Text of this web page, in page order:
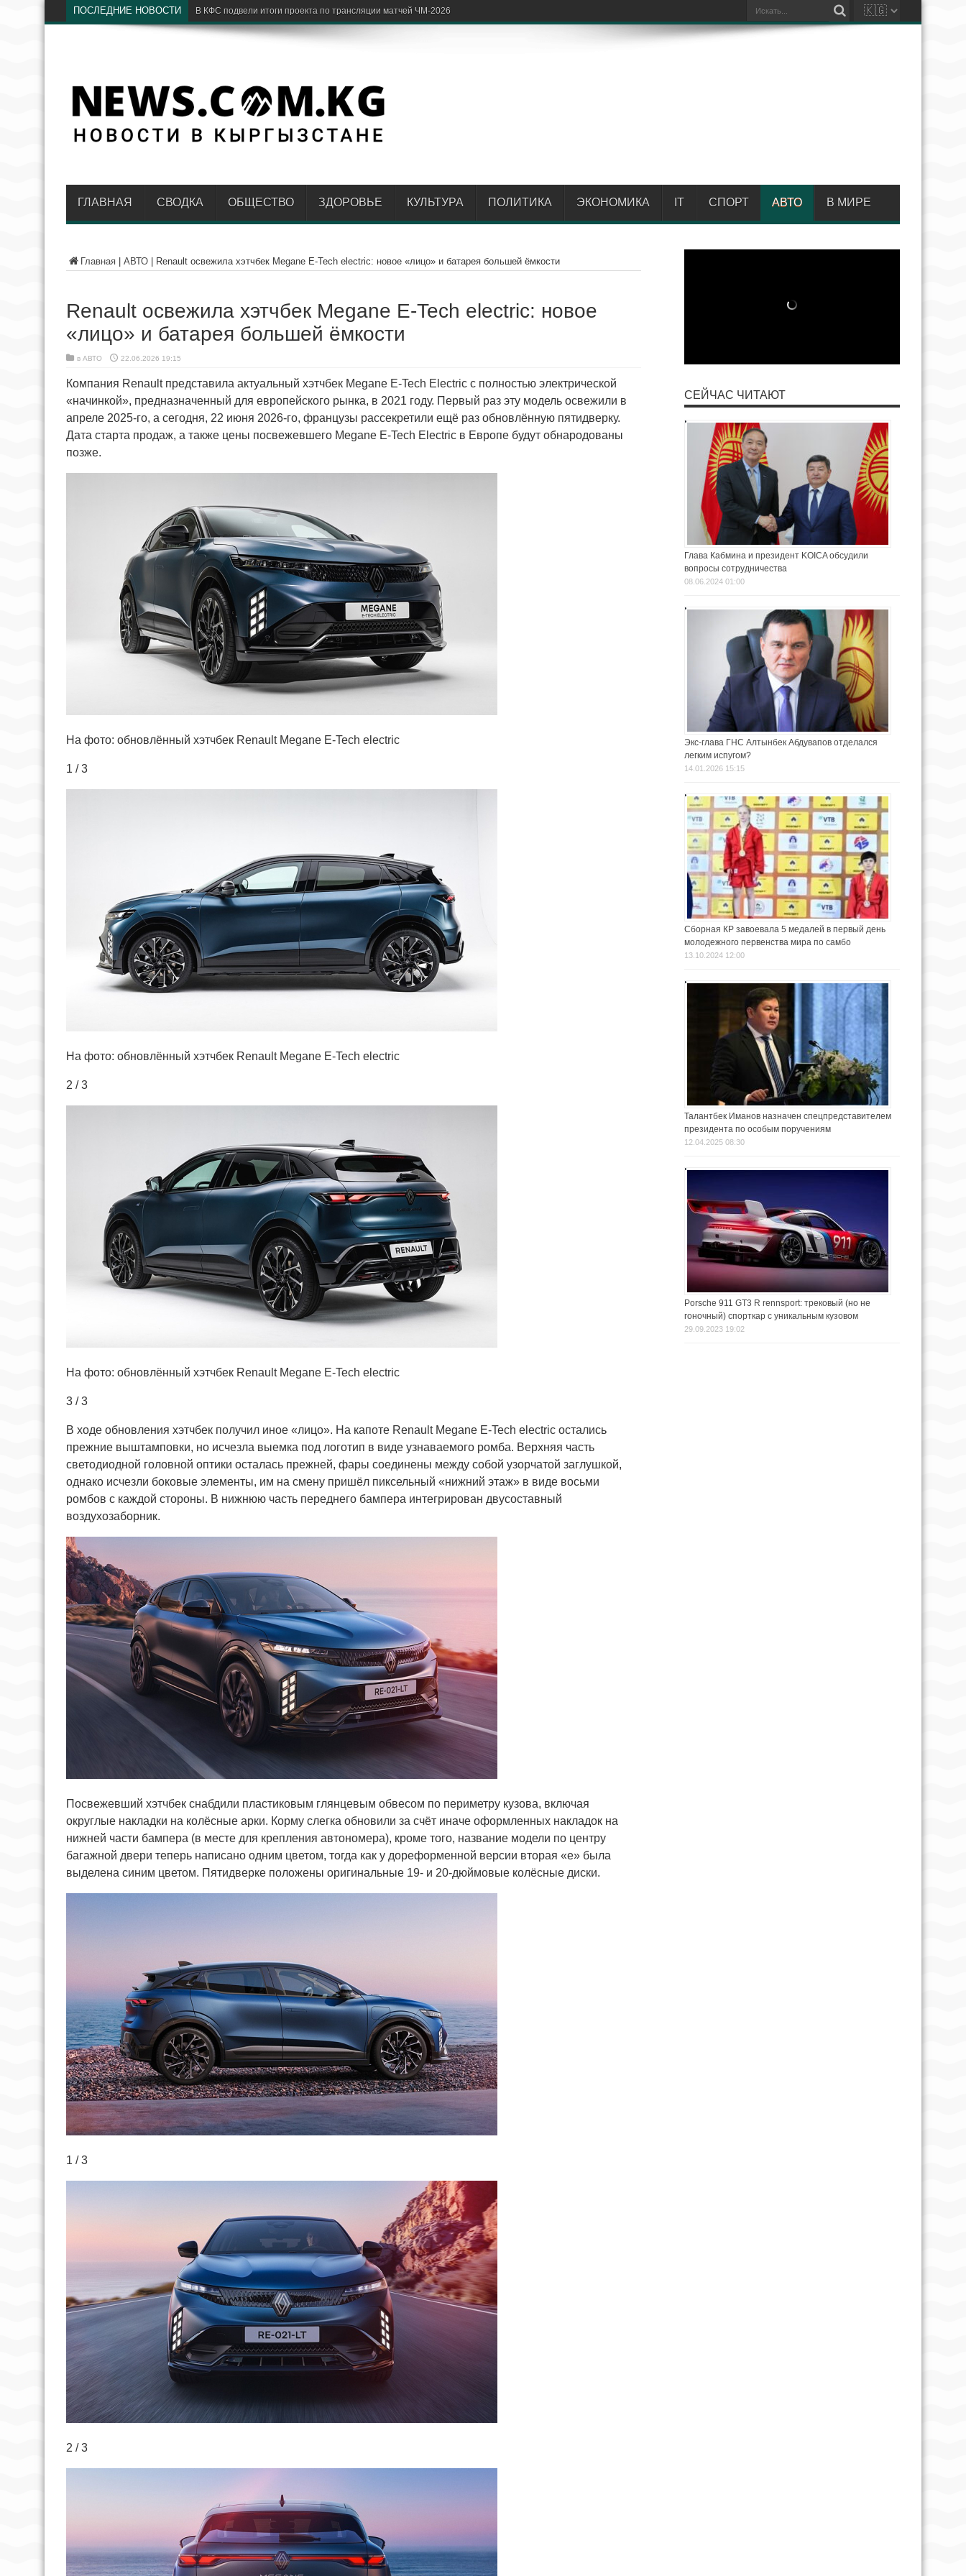
ПОСЛЕДНИЕ НОВОСТИ Узбекистан усилит ответственность за наруше
ГЛАВНАЯ СВОДКА ОБЩЕСТВО ЗДОРОВЬЕ КУЛЬТУРА ПОЛИТИКА ЭКОНОМИКА IT СПОРТ АВТО В МИРЕ
Главная АВТО Renault освежила хэтчбек Megane E-Tech electric: новое «лицо» и батарея большей ёмкости
Renault освежила хэтчбек Megane E-Tech electric: новое
«лицо» и батарея большей ёмкости
в АВТО 22.06.2026 19:15
Компания Renault представила актуальный хэтчбек Megane E-Tech Electric с полностью электрической
«начинкой», предназначенный для европейского рынка, в 2021 году. Первый раз эту модель освежили в
апреле 2025-го, а сегодня, 22 июня 2026-го, французы рассекретили ещё раз обновлённую пятидверку.
Дата старта продаж, а также цены посвежевшего Megane E-Tech Electric в Европе будут обнародованы
позже.
На фото: обновлённый хэтчбек Renault Megane E-Tech electric
1 / 3
На фото: обновлённый хэтчбек Renault Megane E-Tech electric
2 / 3
На фото: обновлённый хэтчбек Renault Megane E-Tech electric
3 / 3
В ходе обновления хэтчбек получил иное «лицо». На капоте Renault Megane E-Tech electric остались
прежние выштамповки, но исчезла выемка под логотип в виде узнаваемого ромба. Верхняя часть
светодиодной головной оптики осталась прежней, фары соединены между собой узорчатой заглушкой,
однако исчезли боковые элементы, им на смену пришёл пиксельный «нижний этаж» в виде восьми
ромбов с каждой стороны. В нижнюю часть переднего бампера интегрирован двусоставный
воздухозаборник.
Посвежевший хэтчбек снабдили пластиковым глянцевым обвесом по периметру кузова, включая
округлые накладки на колёсные арки. Корму слегка обновили за счёт иначе оформленных накладок на
нижней части бампера (в месте для крепления автономера), кроме того, название модели по центру
багажной двери теперь написано одним цветом, тогда как у дореформенной версии вторая «e» была
выделена синим цветом. Пятидверке положены оригинальные 19- и 20-дюймовые колёсные диски.
1 / 3
2 / 3
СЕЙЧАС ЧИТАЮТ
Глава Кабмина и президент KOICA обсудили
вопросы сотрудничества
08.06.2024 01:00
Экс-глава ГНС Алтынбек Абдувапов отделался
легким испугом?
14.01.2026 15:15
Сборная КР завоевала 5 медалей в первый день
молодежного первенства мира по самбо
13.10.2024 12:00
Талантбек Иманов назначен спецпредставителем
президента по особым поручениям
12.04.2025 08:30
Porsche 911 GT3 R rennsport: трековый (но не
гоночный) спорткар с уникальным кузовом
29.09.2023 19:02